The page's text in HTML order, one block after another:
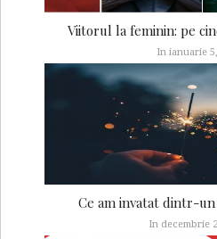
Viitorul la feminin: pe
In ianuarie
Ce am invatat dintr-
In decembrie